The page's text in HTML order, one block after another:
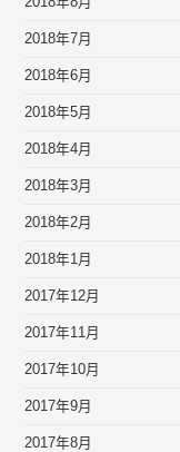
2018年7月
2018年6月
2018年5月
2018年4月
2018年3月
2018年2月
2018年1月
2017年12月
2017年11月
2017年10月
2017年9月
2017年8月